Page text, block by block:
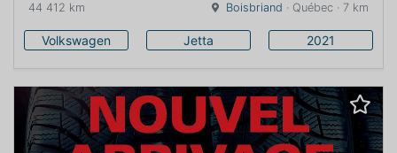
44 412 km Boisbriand · Québec · 7 km
Volkswagen Jetta 2021